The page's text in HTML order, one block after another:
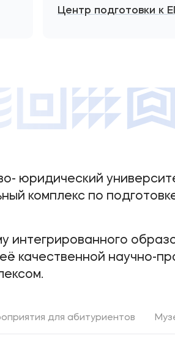
Центр подготовки к
юридический
комплекс по
интегрированного
качественной научно-
для абитуриентов